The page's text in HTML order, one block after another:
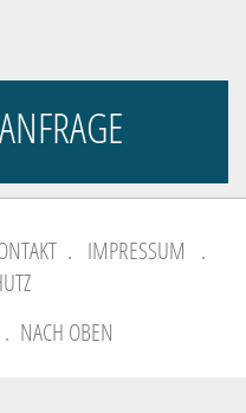
. IMPRESSUM .
. NACH OBEN